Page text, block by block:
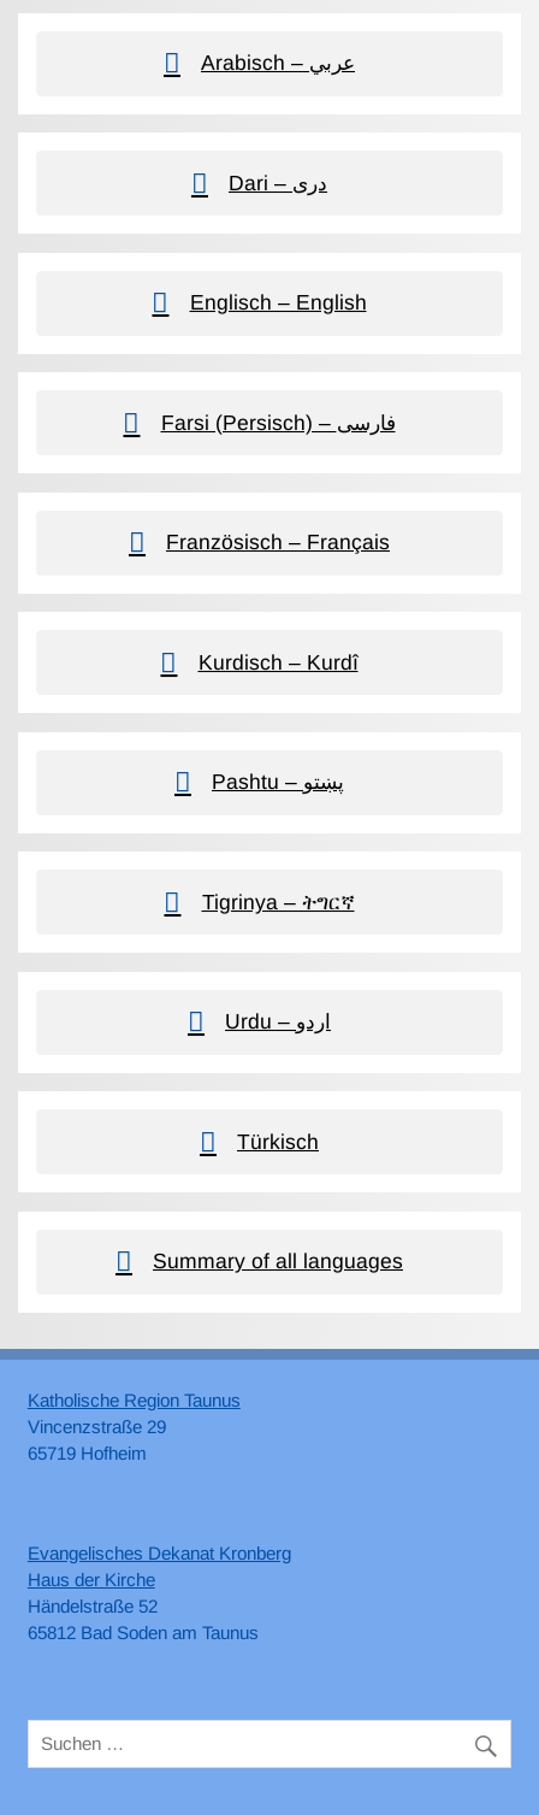
Arabisch – عربي
Dari – دری
Englisch – English
Farsi (Persisch) – فارسی
Französisch – Français
Kurdisch – Kurdî
Pashtu – پښتو
Tigrinya – ትግርኛ
Urdu – اردو
Türkisch
Summary of all languages
Katholische Region Taunus
Vincenzstraße 29
65719 Hofheim
Evangelisches Dekanat Kronberg
Haus der Kirche
Händelstraße 52
65812 Bad Soden am Taunus